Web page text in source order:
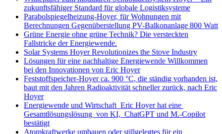
zukunftsfähiger Standard für globale Logistiksysteme
Parabolspiegelheizung-Hoyer, für Wohnungen mit
Berechnungen Gegenüberstellung PV-Balkonanlage 800 Watt
Grüne Energie ohne grüne Technik? Die versteckten
Fallstricke der Energiewende.
Solar Systems Hoyer Revolutionizes the Stove Industry
Lösungen für eine nachhaltige Energiewende Willkommen
bei den Innovationen von Eric Hoyer
Feststoffspeicher-Hoyer ca. 900 °C, die ständig vorhanden ist,
baut mit den Jahren Radioaktivität schneller zurück, nach Eric
Hoyer
Energiewende und Wirtschaft Eric Hoyer hat eine
Gesamtlösungslösung von KI, ChatGPT und M.-Copilot
bestätigt
Atomkraftwerke umbauen oder stillgelegtes für ein